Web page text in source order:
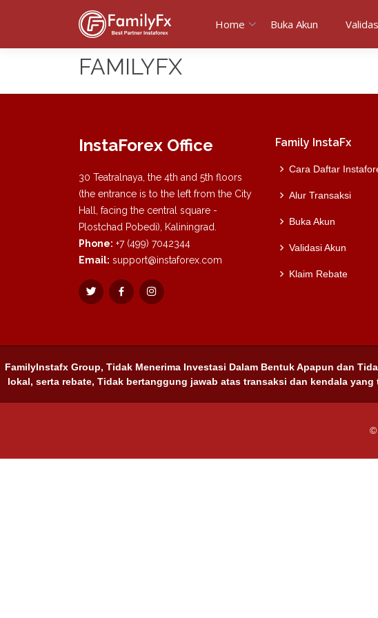
Home Buka Akun
FAMILYFX
InstaForex Office
30 Teatralnaya, the 4th and 5th floors
(the entrance is to the left from the City
Hall, facing the central square -
Plostchad Pobedi), Kaliningrad.
Phone: +7 (499) 7042344
Email: support@instaforex.com
Family InstaFx
Cara Daftar
Alur Transaksi
Buka Akun
Validasi Akun
Klaim Rebate
FamilyInstafx Group, Tidak Menerima Investasi Dalam Bentuk Apapun dan
lokal, serta rebate, Tidak bertanggung jawab atas transaksi dan kendala
©